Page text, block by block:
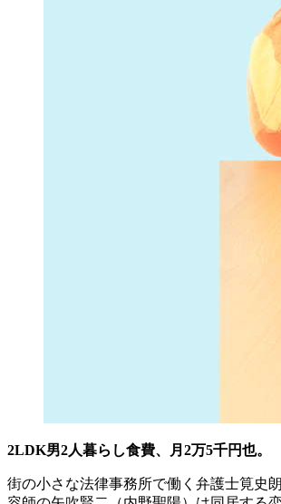
2LDK男2人暮らし食費、月2万5千円也。
街の小さな法律事務所で働く弁護士筧史